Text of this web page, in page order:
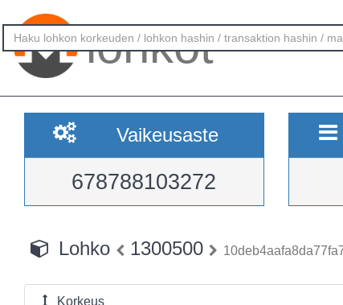
lohkot
Vaikeusaste
678788103272
Lohko 1300500
Korkeus